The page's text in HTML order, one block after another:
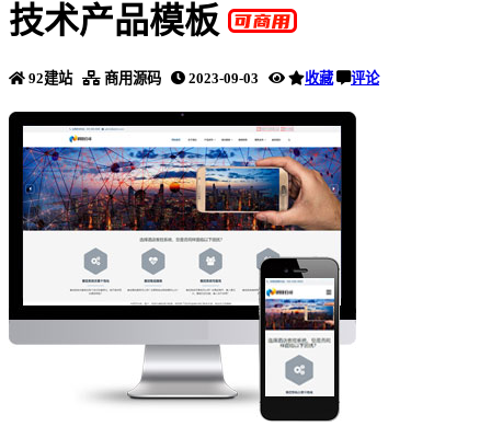
技术产品模板
92建站 商用源码 2023-09-03 收藏 评论